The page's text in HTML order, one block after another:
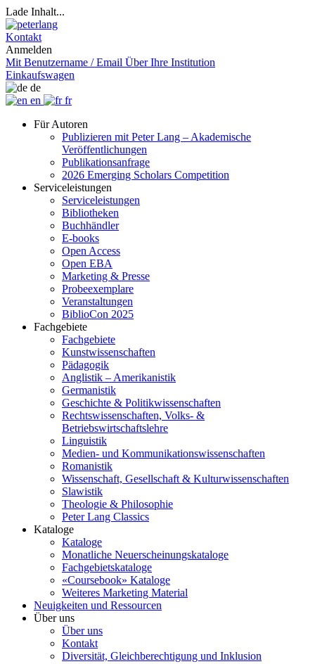
Lade Inhalt...
Kontakt
Anmelden
Mit Benutzername / Email Über Ihre Institution
Einkaufswagen
de
en
fr
Für Autoren
Publizieren mit Peter Lang – Akademische
Veröffentlichungen
Publikationsanfrage
2026 Emerging Scholars Competition
Serviceleistungen
Serviceleistungen
Bibliotheken
Buchhändler
E-books
Open Access
Open EBA
Marketing & Presse
Probeexemplare
Veranstaltungen
BiblioCon 2025
Fachgebiete
Fachgebiete
Kunstwissenschaften
Pädagogik
Anglistik – Amerikanistik
Germanistik
Geschichte & Politikwissenschaften
Rechtswissenschaften, Volks- &
Betriebswirtschaftslehre
Linguistik
Medien- und Kommunikationswissenschaften
Romanistik
Wissenschaft, Gesellschaft & Kulturwissenschaften
Slawistik
Theologie & Philosophie
Peter Lang Classics
Kataloge
Kataloge
Monatliche Neuerscheinungskataloge
Fachgebietskataloge
«Coursebook» Kataloge
Weiteres Marketing Material
Neuigkeiten und Ressourcen
Über uns
Über uns
Kontakt
Diversität, Gleichberechtigung und Inklusion